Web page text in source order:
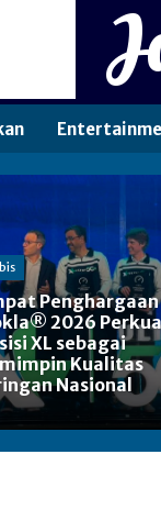
Penghargaan
2026
XL sebagai
Kualitas
Nasional